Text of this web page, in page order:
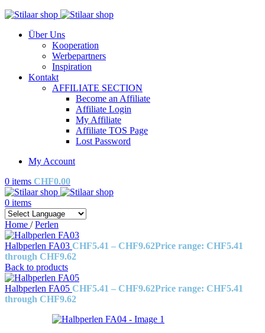
Über Uns
Kooperation
Werbepartners
Inspiration
Kontakt
AFFILIATE SECTION
Become an Affiliate
Affiliate Login
My Affiliate
Affiliate TOS Page
Lost Password
My Account
0 items CHF0.00
0 items
Home / Perlen
Halbperlen FA03 CHF5.41 – CHF9.62Price range: CHF5.41
through CHF9.62
Back to products
Halbperlen FA05 CHF5.41 – CHF9.62Price range: CHF5.41
through CHF9.62